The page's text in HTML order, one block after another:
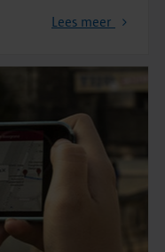
Lees meer